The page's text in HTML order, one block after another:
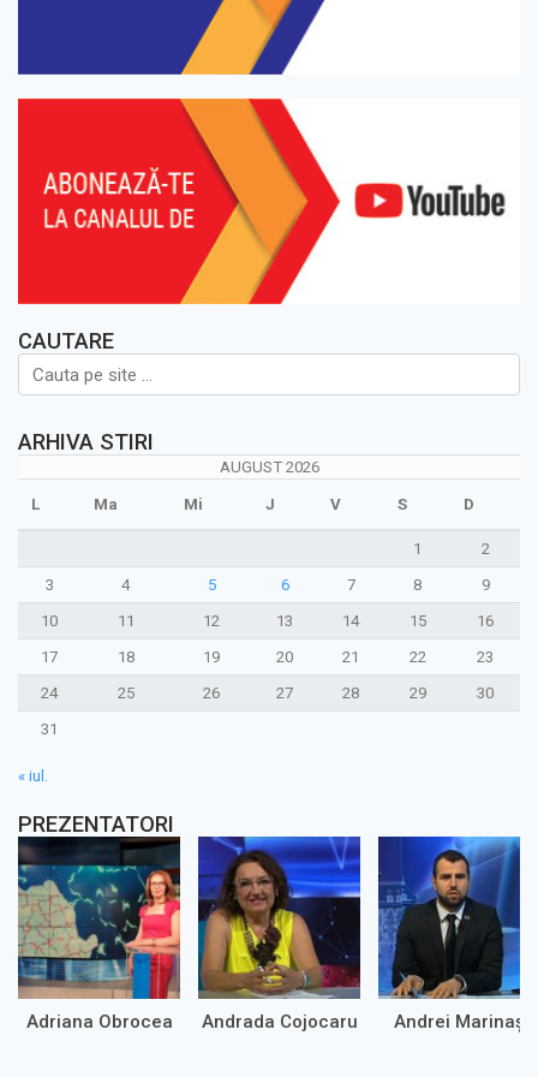
CAUTARE
ARHIVA STIRI
AUGUST 2026
L Ma Mi J V S D
1
2
3
4 5 6 7 8
9
10
11 12 13 14 15
16
17
18 19 20 21 22
23
24
25 26 27 28 29
30
31
« iul.
PREZENTATORI
Adriana Obrocea Andrada Cojocaru Andrei Marinaș